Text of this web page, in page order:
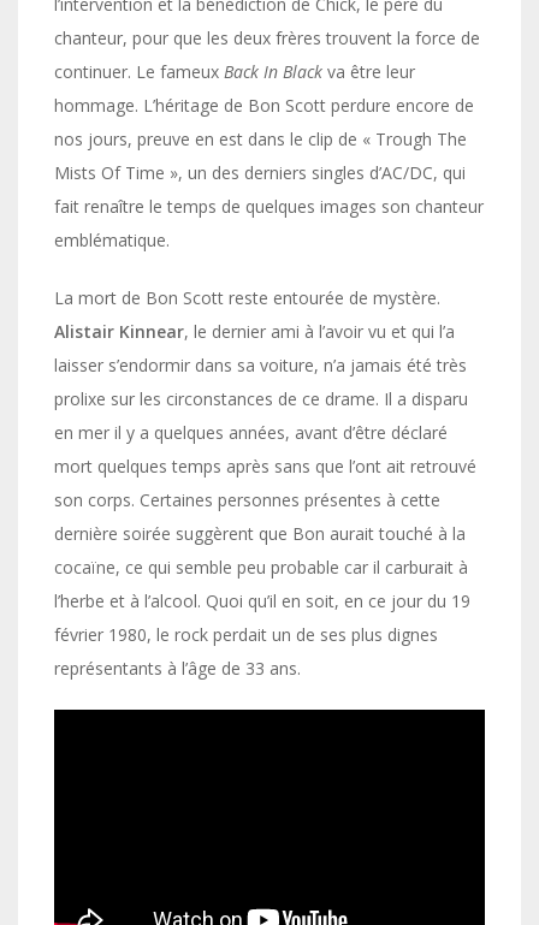
chanteur, pour que les deux frères trouvent la force de
continuer. Le fameux Back In Black va être leur
hommage. L’héritage de Bon Scott perdure encore de
nos jours, preuve en est dans le clip de « Trough The
Mists Of Time », un des derniers singles d’AC/DC, qui
fait renaître le temps de quelques images son chanteur
emblématique.
La mort de Bon Scott reste entourée de mystère.
Alistair Kinnear, le dernier ami à l’avoir vu et qui l’a
laisser s’endormir dans sa voiture, n’a jamais été très
prolixe sur les circonstances de ce drame. Il a disparu
en mer il y a quelques années, avant d’être déclaré
mort quelques temps après sans que l’ont ait retrouvé
son corps. Certaines personnes présentes à cette
dernière soirée suggèrent que Bon aurait touché à la
cocaïne, ce qui semble peu probable car il carburait à
l’herbe et à l’alcool. Quoi qu’il en soit, en ce jour du 19
février 1980, le rock perdait un de ses plus dignes
représentants à l’âge de 33 ans.